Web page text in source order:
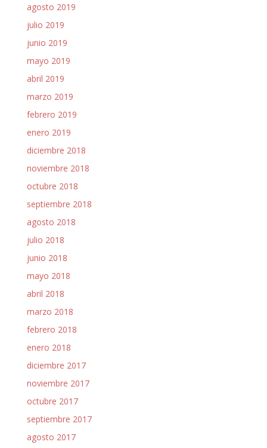
agosto 2019
julio 2019
junio 2019
mayo 2019
abril 2019
marzo 2019
febrero 2019
enero 2019
diciembre 2018
noviembre 2018
octubre 2018
septiembre 2018
agosto 2018
julio 2018
junio 2018
mayo 2018
abril 2018
marzo 2018
febrero 2018
enero 2018
diciembre 2017
noviembre 2017
octubre 2017
septiembre 2017
agosto 2017